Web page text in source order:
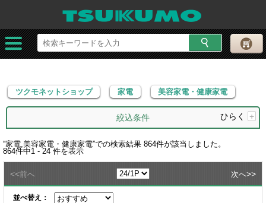
ツクモネットショップ 家電 美容家電・健康家電
ツクモネットショップ 家電 美容家電・健康家電
絞込条件 ひらく +
“家電,美容家電・健康家電”での検索結果 864件が該当しました。
864件中1 - 24 件を表示
<<前へ 次へ>>
並べ替え：